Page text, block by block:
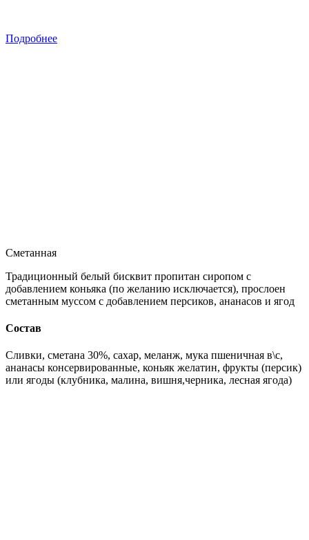
Подробнее
Сметанная
Традиционный белый бисквит пропитан сиропом с
добавлением коньяка (по желанию исключается), прослоен
сметанным муссом с добавлением персиков, ананасов и ягод
Состав
Сливки, сметана 30%, сахар, меланж, мука пшеничная в\с,
ананасы консервированные, коньяк желатин, фрукты (персик)
или ягоды (клубника, малина, вишня,черника, лесная ягода)